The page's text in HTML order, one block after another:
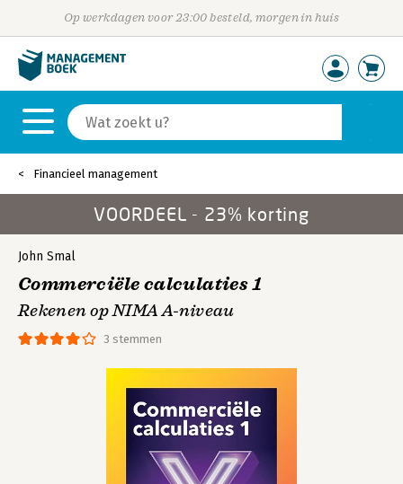
Op werkdagen voor 23:00 besteld, morgen in huis
Financieel management
VOORDEEL - 23% korting
3 stemmen
John Smal
Commerciële calculaties 1
Rekenen op NIMA A-niveau